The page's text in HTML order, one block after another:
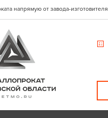
напрямую от завода-изготовителя